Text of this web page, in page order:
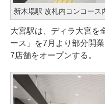
新木場駅 改札内コンコース
大宮駅は、ディラ大宮を
ース」を7月より部分開
7店舗をオープンする。